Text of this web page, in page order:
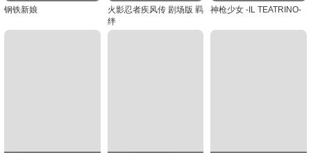
钢铁新娘
火影忍者疾风传 剧场版 羁
绊
神枪少女 -IL TEATRINO-